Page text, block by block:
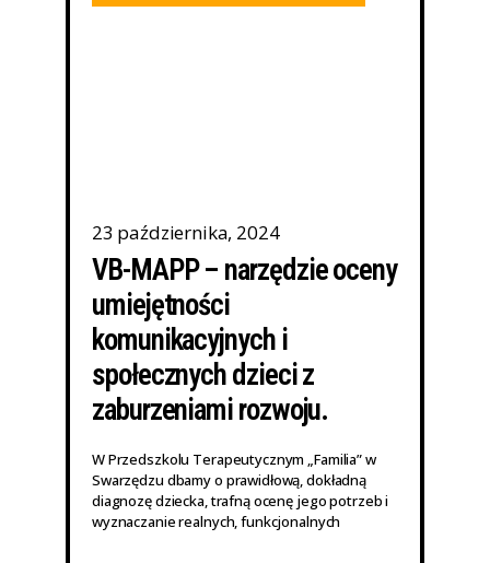
23 października, 2024
VB-MAPP – narzędzie oceny
umiejętności
komunikacyjnych i
społecznych dzieci z
zaburzeniami rozwoju.
W Przedszkolu Terapeutycznym „Familia” w
Swarzędzu dbamy o prawidłową, dokładną
diagnozę dziecka, trafną ocenę jego potrzeb i
wyznaczanie realnych, funkcjonalnych